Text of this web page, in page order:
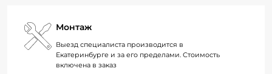
Монтаж
Выезд специалиста производится в
Екатеринбурге и за его пределами. Стоимость
включена в заказ